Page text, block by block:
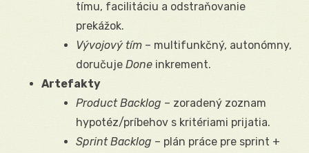
tímu, facilitáciu a odstraňovanie
prekážok.
Vývojový tím – multifunkčný, autonómny,
doručuje Done inkrement.
Artefakty
Product Backlog – zoradený zoznam
hypotéz/príbehov s kritériami prijatia.
Sprint Backlog – plán práce pre sprint +